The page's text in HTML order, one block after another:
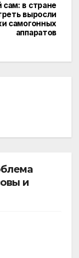
сам: в стране
выросли
самогонных
аппаратов
и